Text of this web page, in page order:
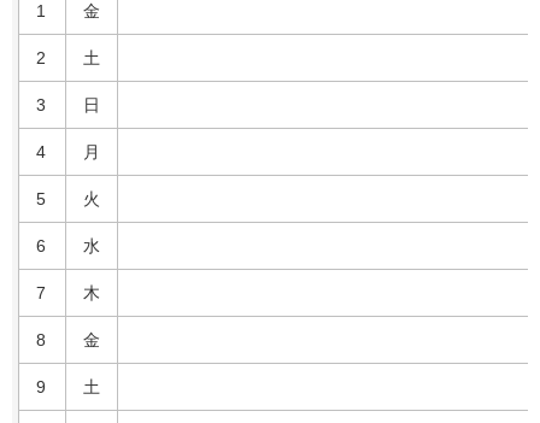
1 金
2 土
3 日
4 月
5 火
6 水
7 木
8 金
9 土